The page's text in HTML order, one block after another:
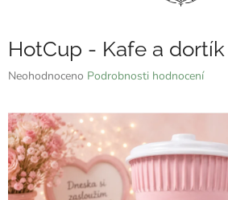
HotCup - Kafe a dortík
Průměrné
je
0,0
z
5
hvězdiček.
Neohodnoceno Podrobnosti hodnocení